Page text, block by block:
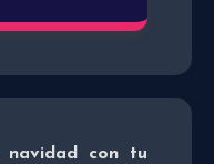
navidad con tu